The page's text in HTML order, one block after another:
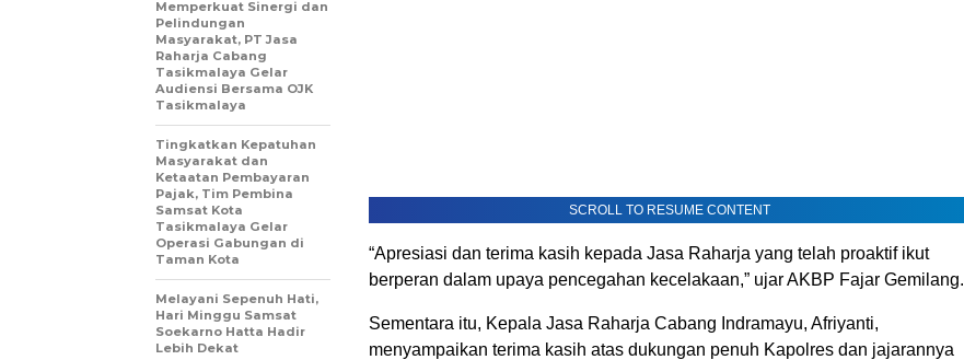
SCROLL TO RESUME CONTENT
“Apresiasi dan terima kasih kepada Jasa Raharja yang telah proaktif ikut
berperan dalam upaya pencegahan kecelakaan,” ujar AKBP Fajar Gemilang.
Sementara itu, Kepala Jasa Raharja Cabang Indramayu, Afriyanti,
menyampaikan terima kasih atas dukungan penuh Kapolres dan jajarannya
Memperkuat Sinergi dan
Pelindungan
Masyarakat, PT Jasa
Raharja Cabang
Tasikmalaya Gelar
Audiensi Bersama OJK
Tasikmalaya
Tingkatkan Kepatuhan
Masyarakat dan
Ketaatan Pembayaran
Pajak, Tim Pembina
Samsat Kota
Tasikmalaya Gelar
Operasi Gabungan di
Taman Kota
Melayani Sepenuh Hati,
Hari Minggu Samsat
Soekarno Hatta Hadir
Lebih Dekat